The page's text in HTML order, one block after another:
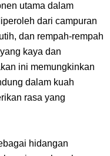
Berada Di Kawasan
Mudah Untuk Kamu
utama dalam
dari campuran
dan rempah-rempah
kaya dan
ini memungkinkan
dalam kuah
rasa yang
hidangan